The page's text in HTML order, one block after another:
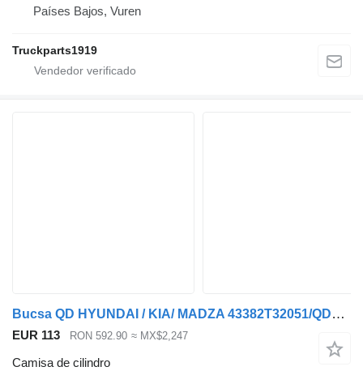
Países Bajos, Vuren
Truckparts1919
Bucsa QD HYUNDAI / KIA/ MADZA 43382T32051/QD43382T32050 camisa de cilindro para Hyundai KIA/ MADZA coche
EUR 113 RON 592.90 ≈ MX$2,247
Camisa de cilindro